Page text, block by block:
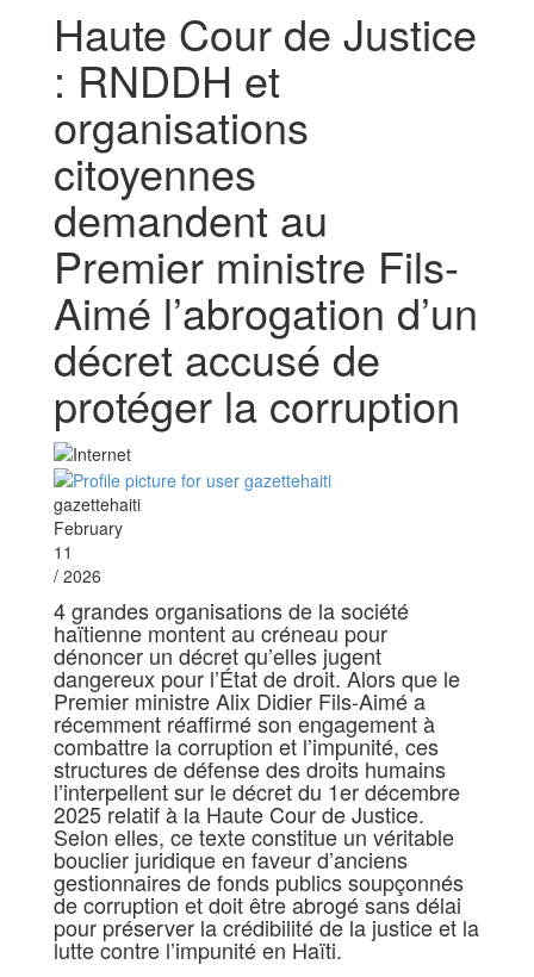
Haute Cour de Justice
: RNDDH et
organisations
citoyennes
demandent au
Premier ministre Fils-
Aimé l’abrogation d’un
décret accusé de
protéger la corruption
gazettehaiti
February
11
/ 2026
4 grandes organisations de la société
haïtienne montent au créneau pour
dénoncer un décret qu’elles jugent
dangereux pour l’État de droit. Alors que le
Premier ministre Alix Didier Fils-Aimé a
récemment réaffirmé son engagement à
combattre la corruption et l’impunité, ces
structures de défense des droits humains
l’interpellent sur le décret du 1er décembre
2025 relatif à la Haute Cour de Justice.
Selon elles, ce texte constitue un véritable
bouclier juridique en faveur d’anciens
gestionnaires de fonds publics soupçonnés
de corruption et doit être abrogé sans délai
pour préserver la crédibilité de la justice et la
lutte contre l’impunité en Haïti.